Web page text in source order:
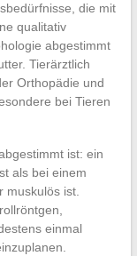
die mit
qualitativ
abgestimmt
Tierärztlich
Orthopädie und
bei Tieren
ist: ein
als bei einem
muskulös ist.
einmal